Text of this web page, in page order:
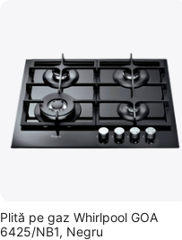
Plită pe gaz Whirlpool GOA
6425/NB1, Negru